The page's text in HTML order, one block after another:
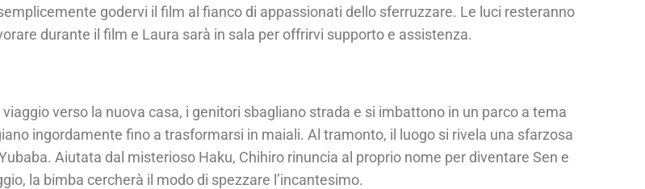
godervi il film al fianco di appassionati dello sferruzzare. Le luci resteranno
durante il film e Laura sarà in sala per offrirvi supporto e assistenza.
verso la nuova casa, i genitori sbagliano strada e si imbattono in un parco a tema
ingordamente fino a trasformarsi in maiali. Al tramonto, il luogo si rivela una sfarzosa
Aiutata dal misterioso Haku, Chihiro rinuncia al proprio nome per diventare Sen e
la bimba cercherà il modo di spezzare l’incantesimo.